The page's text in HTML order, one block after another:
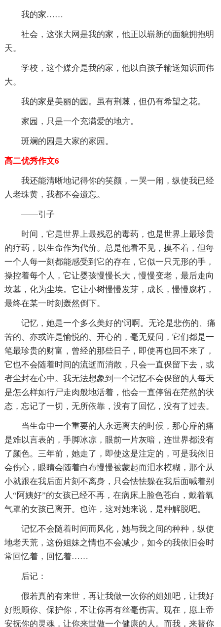
我的家……
社会，这张大网是我的家，他正以崭新的面貌拥抱明
天。
学校，这个媒介是我的家，他以自孩子输送知识而伟
大。
我的家是美丽的园。虽有荆棘，但仍有希望之花。
家园，只是一个充满爱的地方。
斑斓的园是大家的家园。
高二优秀作文6
我还能清晰地记得你的笑颜，一哭一闹，纵使我已经
人老珠黄，我都不会遗忘。
——引子
时间，它是世界上最残忍的毒药，也是世界上最珍贵
的疗药，以生命作为代价。总是他看不见，摸不着，但每
一个人每一刻都能感受到它的存在，它似一只无形的手，
操控着每个人，它让婴孩慢慢长大，慢慢变老，最后走向
坟墓，化为尘埃。它让小树慢慢发芽，成长，慢慢腐朽，
最终在某一时刻轰然倒下。
记忆，她是一个多么美好的'词啊。无论是悲伤的、痛
苦的、亦或许是愉悦的、开心的，毫无疑问，它们都是一
笔最珍贵的财富，曾经的那些日子，即使再也回不来了，
它也不会随着时间的流逝而消散，只会一直保留下去，或
者尘封在心中。我无法想象到一个记忆不会保留的人每天
是怎么样如行尸走肉般地活着，他会一直停留在茫然的状
态，忘记了一切，无所依靠，没有了回忆，没有了过去。
当生命中一个重要的人永远离去的时候，那心扉的痛
是难以言表的，手脚冰凉，眼前一片灰暗，连世界都没有
了颜色。三年前，她走了，即使这是注定的，可是我依旧
会伤心，眼睛会随着白布慢慢被蒙起而泪水模糊，那个从
小就跟在我后面片刻不离身，只会怯怯躲在我后面喊着别
人“阿姨好”的女孩已经不再，在病床上脸色苍白，戴着氧
气罩的女孩已离开。也许，这对她来说，是种解脱吧。
记忆不会随着时间而风化，她与我之间的种种，纵使
地老天荒，这份姐妹之情也不会减少，如今的我依旧会时
常回忆着，回忆着……
后记：
假若真的有来世，再让我做一次你的姐姐吧，让我好
好照顾你、保护你，不让你再有丝毫伤害。现在，愿上帝
安抚你的灵魂，让你来世做一个健康的人。而我，来替你